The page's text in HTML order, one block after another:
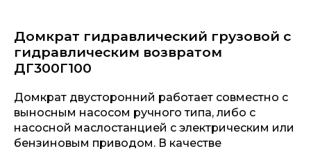
Домкрат гидравлический грузовой с
гидравлическим возвратом
ДГ300Г100
Домкрат двусторонний работает совместно с
выносным насосом ручного типа, либо с
насосной маслостанцией с электрическим или
бензиновым приводом. В качестве